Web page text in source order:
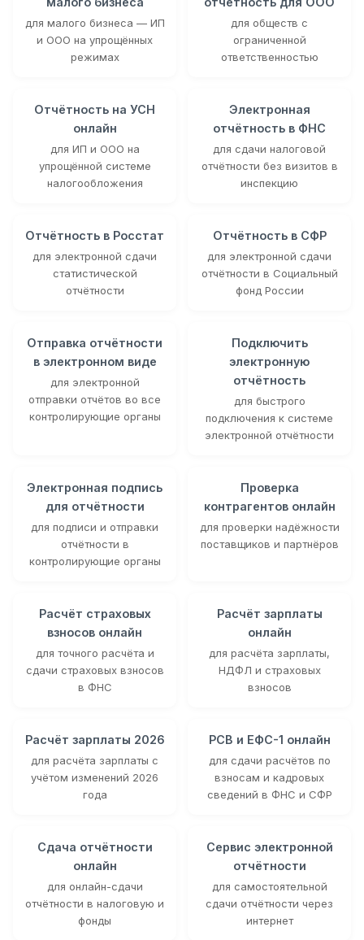
для малого бизнеса — ИП
и ООО на упрощённых
режимах
для обществ с
ограниченной
ответственностью
Отчётность на УСН
онлайн
для ИП и ООО на
упрощённой системе
налогообложения
Электронная
отчётность в ФНС
для сдачи налоговой
отчётности без визитов в
инспекцию
Отчётность в Росстат
для электронной сдачи
статистической
отчётности
Отчётность в СФР
для электронной сдачи
отчётности в Социальный
фонд России
Отправка отчётности
в электронном виде
для электронной
отправки отчётов во все
контролирующие органы
Подключить
электронную
отчётность
для быстрого
подключения к системе
электронной отчётности
Электронная подпись
для отчётности
для подписи и отправки
отчётности в
контролирующие органы
Проверка
контрагентов онлайн
для проверки надёжности
поставщиков и партнёров
Расчёт страховых
взносов онлайн
для точного расчёта и
сдачи страховых взносов
в ФНС
Расчёт зарплаты
онлайн
для расчёта зарплаты,
НДФЛ и страховых
взносов
Расчёт зарплаты 2026
для расчёта зарплаты с
учётом изменений 2026
года
РСВ и ЕФС-1 онлайн
для сдачи расчётов по
взносам и кадровых
сведений в ФНС и СФР
Сдача отчётности
онлайн
для онлайн-сдачи
отчётности в налоговую и
фонды
Сервис электронной
отчётности
для самостоятельной
сдачи отчётности через
интернет